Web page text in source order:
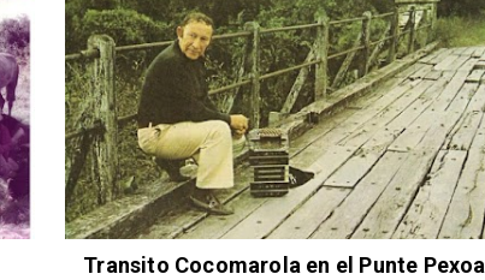
Transito Cocomarola en el Punte Pexoa